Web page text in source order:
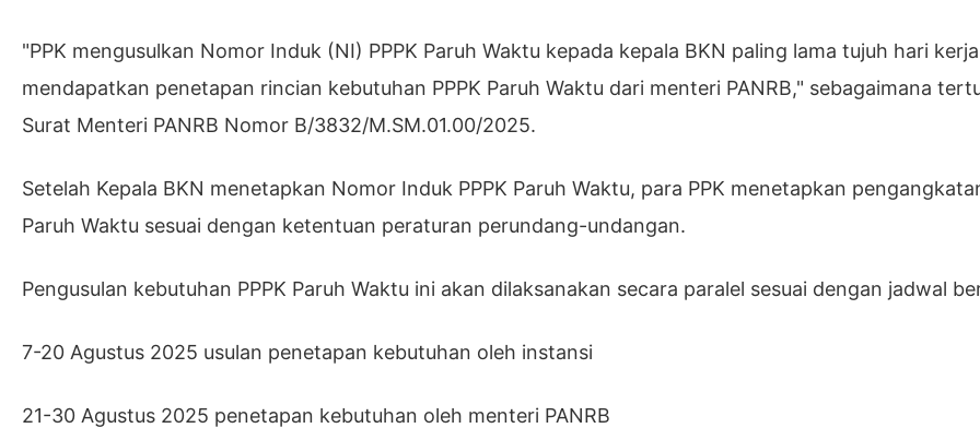
"PPK mengusulkan Nomor Induk (NI) PPPK Paruh Waktu kepada kepala BKN paling lama tujuh hari
mendapatkan penetapan rincian kebutuhan PPPK Paruh Waktu dari menteri PANRB," sebagaimana
Surat Menteri PANRB Nomor B/3832/M.SM.01.00/2025.
Setelah Kepala BKN menetapkan Nomor Induk PPPK Paruh Waktu, para PPK menetapkan
Paruh Waktu sesuai dengan ketentuan peraturan perundang-undangan.
Pengusulan kebutuhan PPPK Paruh Waktu ini akan dilaksanakan secara paralel sesuai dengan jadwal
7-20 Agustus 2025 usulan penetapan kebutuhan oleh instansi
21-30 Agustus 2025 penetapan kebutuhan oleh menteri PANRB